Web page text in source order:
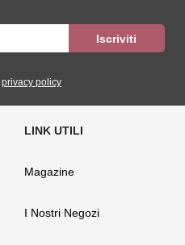
privacy policy
Magazine
I Nostri Negozi